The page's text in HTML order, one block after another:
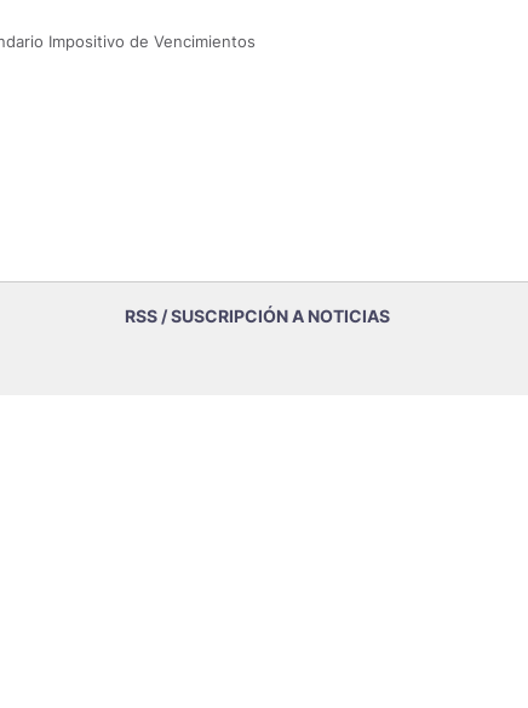
Impositivo de Vencimientos
RSS / SUSCRIPCIÓN A NOTICIAS